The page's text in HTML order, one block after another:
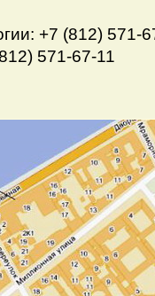
+7 (812) 571-
571-67-11